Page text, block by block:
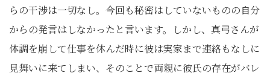
らの干渉は一切なし。今回も秘密はしていないものの自分
からの発言はしなかったと言います。しかし、真弓さんが
体調を崩して仕事を休んだ時に彼は実家まで連絡もなしに
見舞いに来てしまい、そのことで両親に彼氏の存在がバレ